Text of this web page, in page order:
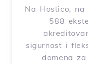
Na Hostico,
588
sigurnost i
domena